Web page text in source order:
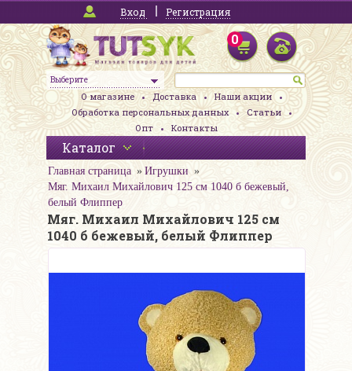
Вход Регистрация
Выберите
0
О магазине Доставка
Наши акции
Обработка персональных данных
Статьи
Опт
Контакты
Каталог
Главная страница
Игрушки
Мяг. Михаил Михайлович 125 см 1040 б бежевый,
белый Флиппер
Мяг. Михаил Михайлович 125 см
1040 б бежевый, белый Флиппер